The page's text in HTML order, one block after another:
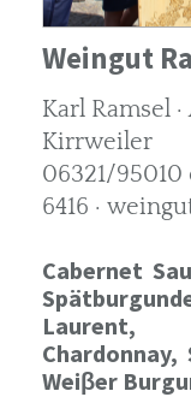
Weingut
Karl Ramsel
Kirrweiler
06321/95010
6416 ·
Cabernet
Laurent,
Chardonnay,
Weiβer